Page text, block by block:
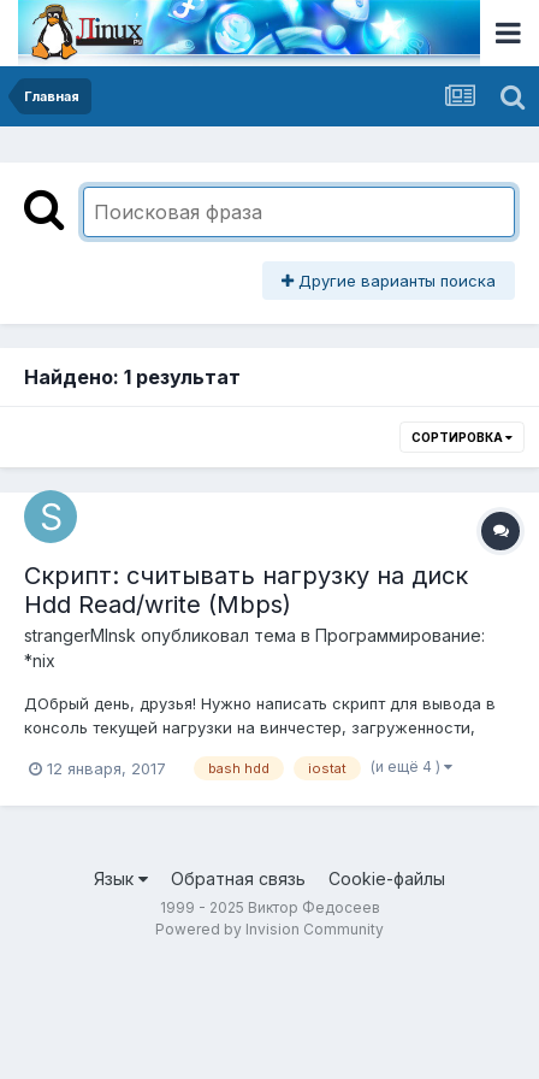
Главная
Другие варианты поиска
Найдено: 1 результат
СОРТИРОВКА
Скрипт: считывать нагрузку на диск
Hdd Read/write (Mbps)
strangerMInsk опубликовал тема в Программирование:
*nix
ДОбрый день, друзья! Нужно написать скрипт для вывода в
консоль текущей нагрузки на винчестер, загруженности,
10\15 как вывести загруженность процессора и оперативки
12 января, 2017 bash hdd iostat (и ещё 4 )
Язык Обратная связь Cookie-файлы
1999 - 2025 Виктор Федосеев
Powered by Invision Community